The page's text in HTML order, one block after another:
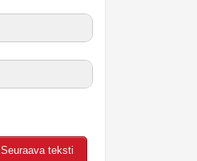
Seuraava teksti